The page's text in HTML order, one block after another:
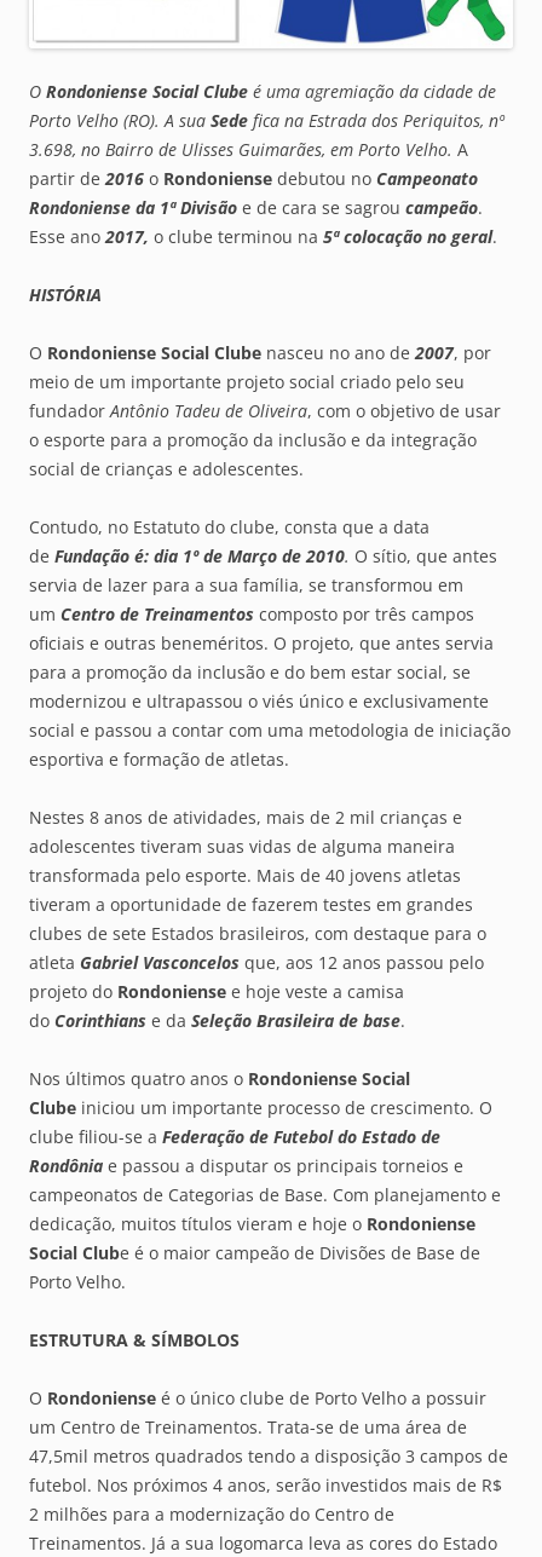
O Rondoniense Social Clube é uma agremiação da cidade de
Porto Velho (RO). A sua Sede fica na Estrada dos Periquitos, nº
3.698, no Bairro de Ulisses Guimarães, em Porto Velho. A
partir de2016 o Rondoniense debutou no Campeonato
Rondoniense da 1ª Divisão e de cara se sagrou campeão.
Esse ano2017, o clube terminou na 5ª colocação no geral.
HISTÓRIA
O Rondoniense Social Clube nasceu no ano de2007, por
meio de um importante projeto social criado pelo seu
fundadorAntônio Tadeu de Oliveira, com o objetivo de usar
o esporte para a promoção da inclusão e da integração
social de crianças e adolescentes.
Contudo, no Estatuto do clube, consta que a data
de Fundação é: dia 1º de Março de 2010. O sítio, que antes
servia de lazer para a sua família, se transformou em
um Centro de Treinamentos composto por três campos
oficiais e outras beneméritos. O projeto, que antes servia
para a promoção da inclusão e do bem estar social, se
modernizou e ultrapassou o viés único e exclusivamente
social e passou a contar com uma metodologia de iniciação
esportiva e formação de atletas.
Nestes 8 anos de atividades, mais de 2 mil crianças e
adolescentes tiveram suas vidas de alguma maneira
transformada pelo esporte. Mais de 40 jovens atletas
tiveram a oportunidade de fazerem testes em grandes
clubes de sete Estados brasileiros, com destaque para o
atleta Gabriel Vasconcelos que, aos 12 anos passou pelo
projeto do Rondoniense e hoje veste a camisa
do Corinthians e da Seleção Brasileira de base.
Nos últimos quatro anos o Rondoniense Social
Clube iniciou um importante processo de crescimento. O
clube filiou-se a Federação de Futebol do Estado de
Rondônia e passou a disputar os principais torneios e
campeonatos de Categorias de Base. Com planejamento e
dedicação, muitos títulos vieram e hoje o Rondoniense
Social Clube é o maior campeão de Divisões de Base de
Porto Velho.
ESTRUTURA & SÍMBOLOS
O Rondoniense é o único clube de Porto Velho a possuir
um Centro de Treinamentos. Trata-se de uma área de
47,5mil metros quadrados tendo a disposição 3 campos de
futebol. Nos próximos 4 anos, serão investidos mais de R$
2 milhões para a modernização do Centro de
Treinamentos. Já a sua logomarca leva as cores do Estado